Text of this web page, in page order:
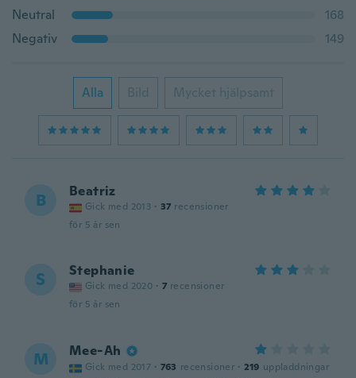
Neutral
168
Negativ
149
Alla Bild Mycket hjälpsamt
B Beatriz
Gick med 2013 · 37 recensioner
för 5 år sen
S Stephanie
Gick med 2020 · 7 recensioner
för 5 år sen
M Mee-Ah
Gick med 2017 · 763 recensioner · 219 uppladdningar